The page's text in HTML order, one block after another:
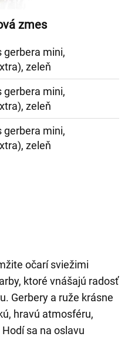
zmes
gerbera mini,
zeleň
gerbera mini,
zeleň
gerbera mini,
zeleň
očarí sviežimi
ktoré vnášajú radosť
Gerbery a ruže krásne
hravú atmosféru,
sa na oslavu